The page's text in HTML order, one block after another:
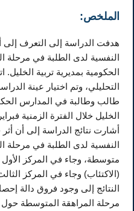
الملخص:
النفسية لدى الطلبة في مرحلة
الحكومية بمديرية تربية
طالب وطالبة في المدارس
النفسية لدى الطلبة في مرحلة
متوسطة، وجاء في المركز الأول
(الاكتئاب) وجاء في المركز
النتائج إلى وجود فروق دالة